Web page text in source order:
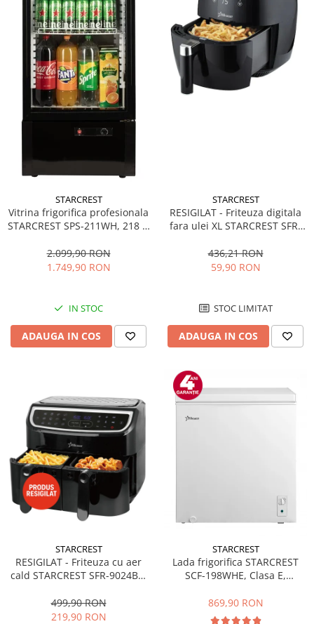
STARCREST
Vitrina frigorifica profesionala
STARCREST SPS-211WH, 218 L,
LED, H 141 cm, Negru
2.099,90 RON
1.749,90 RON
IN STOC
ADAUGA IN COS
STARCREST
RESIGILAT - Friteuza digitala
fara ulei XL STARCREST SFR-
Termostat 80 - 200 °C, 8
programe predefinite, Negru
436,21 RON
59,90 RON
STOC LIMITAT
ADAUGA IN COS
STARCREST
RESIGILAT - Friteuza cu aer
cald STARCREST SFR-9024BK,
Termostat 80 - 200 °C, 12
programe, Negru
499,90 RON
219,90 RON
STARCREST
Lada frigorifica STARCREST
SCF-198WHE, Clasa E,
convertibil - functie frigider,
Termostat reglabil, Alb
869,90 RON